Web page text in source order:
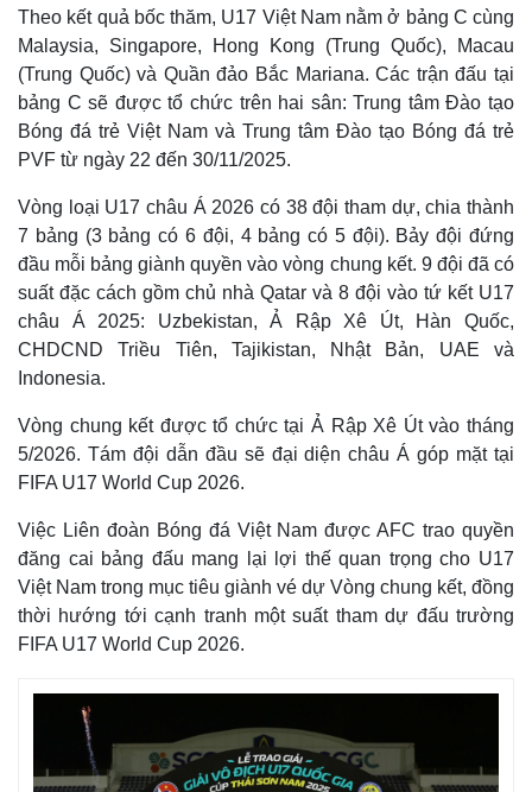
Hồ sơ
E-Magazine
Infographic
Theo kết quả bốc thăm, U17 Việt Nam nằm ở bảng C cùng
Malaysia, Singapore, Hong Kong (Trung Quốc), Macau
(Trung Quốc) và Quần đảo Bắc Mariana. Các trận đấu tại
bảng C sẽ được tổ chức trên hai sân: Trung tâm Đào tạo
Bóng đá trẻ Việt Nam và Trung tâm Đào tạo Bóng đá trẻ
PVF từ ngày 22 đến 30/11/2025.
Vòng loại U17 châu Á 2026 có 38 đội tham dự, chia thành
7 bảng (3 bảng có 6 đội, 4 bảng có 5 đội). Bảy đội đứng
đầu mỗi bảng giành quyền vào vòng chung kết. 9 đội đã có
suất đặc cách gồm chủ nhà Qatar và 8 đội vào tứ kết U17
châu Á 2025: Uzbekistan, Ả Rập Xê Út, Hàn Quốc,
CHDCND Triều Tiên, Tajikistan, Nhật Bản, UAE và
Indonesia.
Vòng chung kết được tổ chức tại Ả Rập Xê Út vào tháng
5/2026. Tám đội dẫn đầu sẽ đại diện châu Á góp mặt tại
FIFA U17 World Cup 2026.
Việc Liên đoàn Bóng đá Việt Nam được AFC trao quyền
đăng cai bảng đấu mang lại lợi thế quan trọng cho U17
Việt Nam trong mục tiêu giành vé dự Vòng chung kết, đồng
thời hướng tới cạnh tranh một suất tham dự đấu trường
FIFA U17 World Cup 2026.